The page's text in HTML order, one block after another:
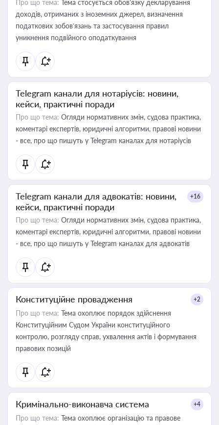
Про що тема: Тема стосується обов’язку декларування
доходів, отриманих з іноземних джерел, визначення
податкових зобов’язань та застосування правил
уникнення подвійного оподаткування
Telegram канали для нотаріусів: новини,
кейси, практичні поради
Про що тема: Огляди нормативних змін, судова практика,
коментарі експертів, юридичні алгоритми, правові новини
- все, про що пишуть у Telegram каналах для нотаріусів
Telegram канали для адвокатів: новини,
кейси, практичні поради
+16
Про що тема: Огляди нормативних змін, судова практика,
коментарі експертів, юридичні алгоритми, правові новини
- все, про що пишуть у Telegram каналах для адвокатів
Конституційне провадження +2
Про що тема: Тема охоплює порядок здійснення
Конституційним Судом України конституційного
контролю, розгляду справ, ухвалення актів і формування
правових позицій
Кримінально-виконавча система +4
Про що тема: Тема охоплює організацію та правове